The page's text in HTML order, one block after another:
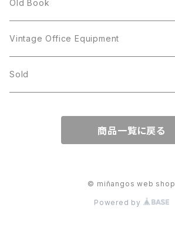
Kramer
JJ
L.RAZZA
JJ
Kramer
L.RAZZA
Silver
cup
Old Book
Vintage Office Equipment
Sold
商品一覧に戻る
© miñangos web shop
Powered by